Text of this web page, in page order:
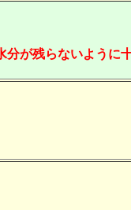
分が残らないように